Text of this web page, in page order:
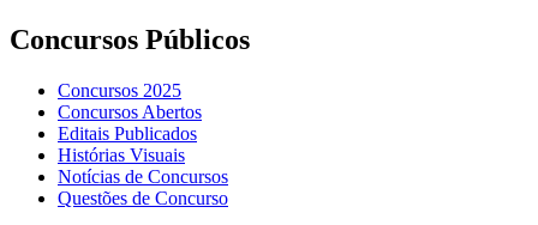
Concursos Públicos
Concursos 2025
Concursos Abertos
Editais Publicados
Histórias Visuais
Notícias de Concursos
Questões de Concurso